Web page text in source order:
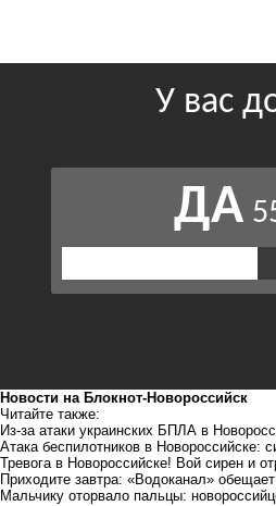
Новости на Блoкнoт-Новороссийск
Читайте также:
Из-за атаки украинских БПЛА в
Атака беспилотников в Новороссийске:
Тревога в Новороссийске! Вой сирен и
Приходите завтра: «Водоканал»
Мальчику оторвало пальцы: